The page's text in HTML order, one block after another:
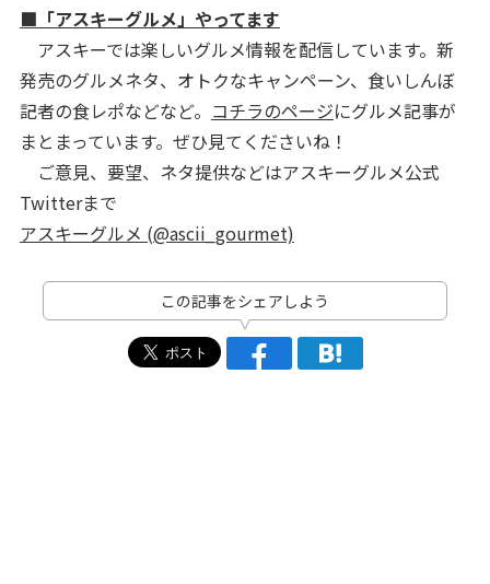
■「アスキーグルメ」やってます
アスキーでは楽しいグルメ情報を配信しています。新
発売のグルメネタ、オトクなキャンペーン、食いしんぼ
記者の食レポなどなど。 コチラのページにグルメ記事が
まとまっています。ぜひ見てくださいね！
ご意見、要望、ネタ提供などはアスキーグルメ公式
Twitterまで
アスキーグルメ (@ascii_gourmet)
この記事をシェアしよう